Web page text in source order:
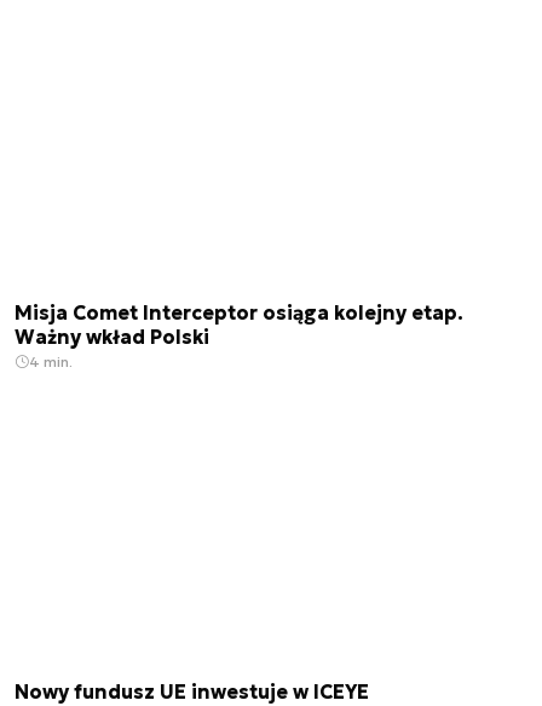
Misja Comet Interceptor osiąga kolejny etap.
Ważny wkład Polski
4 min.
Nowy fundusz UE inwestuje w ICEYE